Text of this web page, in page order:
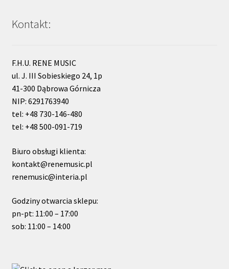
Kontakt:
F.H.U. RENE MUSIC
ul. J. III Sobieskiego 24, 1p
41-300 Dąbrowa Górnicza
NIP: 6291763940
tel: +48 730-146-480
tel: +48 500-091-719
Biuro obsługi klienta:
kontakt@renemusic.pl
renemusic@interia.pl
Godziny otwarcia sklepu:
pn-pt: 11:00 – 17:00
sob: 11:00 – 14:00